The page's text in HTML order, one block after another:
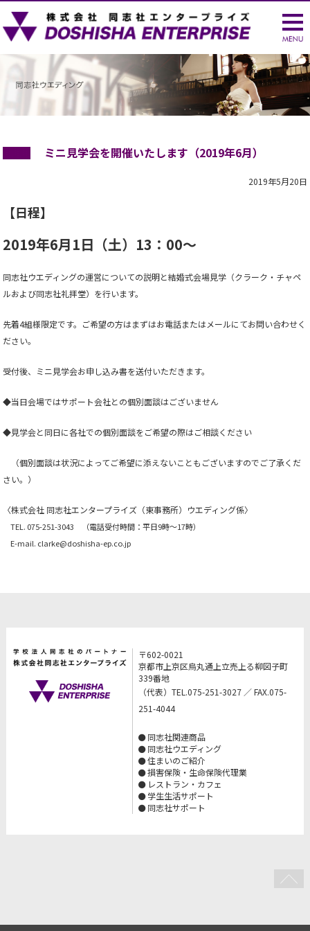
ミニ見学会を開催いたします（2019年6月）
2019年5月20日
【日程】
2019年6月1日（土）13：00～
同志社ウエディングの運営についての説明と結婚式会場見学（クラーク・チャペ
ルおよび同志社礼拝堂）を行います。
先着4組様限定です。ご希望の方はまずはお電話またはメールにてお問い合わせく
ださい。
受付後、ミニ見学会お申し込み書を送付いただきます。
◆当日会場ではサポート会社との個別面談はございません
◆見学会と同日に各社での個別面談をご希望の際はご相談ください
（個別面談は状況によってご希望に添えないこともございますのでご了承くだ
さい。）
〈株式会社 同志社エンタープライズ（東事務所）ウエディング係〉
TEL. 075-251-3043 （電話受付時間：平日9時～17時）
E-mail. clarke@doshisha-ep.co.jp
〒602-0021
京都市上京区烏丸通上立売上る柳図子町
339番地
（代表）TEL.075-251-3027 ／ FAX.075-
251-4044
同志社関連商品
同志社ウエディング
住まいのご紹介
損害保険・生命保険代理業
レストラン・カフェ
学生生活サポート
同志社サポート